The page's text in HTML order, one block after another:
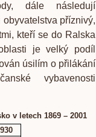
dále následují
příznivý,
kteří se do Ralska
je velký podíl
úsilím o přilákání
vybavenosti
v letech 1869 – 2001